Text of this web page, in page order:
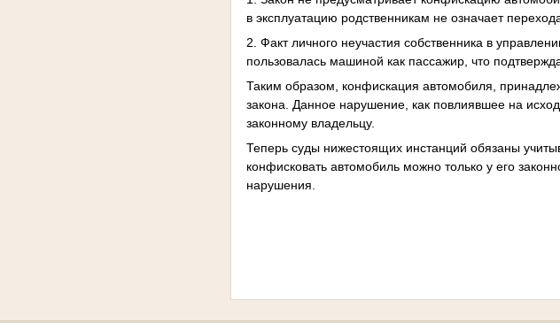
в эксплуатацию родственникам не означает
2. Факт личного неучастия собственника в
пользовалась машиной как пассажир, что
Таким образом, конфискация автомобиля,
закона. Данное нарушение, как повлиявшее на
законному владельцу.
Теперь суды нижестоящих инстанций обязаны
конфисковать автомобиль можно только у его
нарушения.